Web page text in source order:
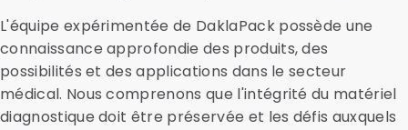
L'équipe expérimentée de DaklaPack possède une
connaissance approfondie des produits, des
possibilités et des applications dans le secteur
médical. Nous comprenons que l'intégrité du matériel
diagnostique doit être préservée et les défis auxquels